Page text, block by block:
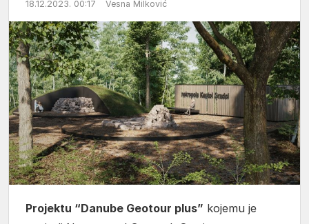
18.12.2023. 00:17 Vesna Milković
Projektu “Danube Geotour plus” kojemu je